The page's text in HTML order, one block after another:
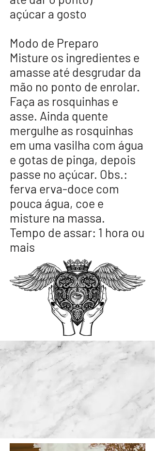
açúcar a gosto
Modo de Preparo
Misture os ingredientes e
amasse até desgrudar da
mão no ponto de enrolar.
Faça as rosquinhas e
asse. Ainda quente
mergulhe as rosquinhas
em uma vasilha com água
e gotas de pinga, depois
passe no açúcar. Obs.:
ferva erva-doce com
pouca água, coe e
misture na massa.
Tempo de assar: 1 hora ou
mais